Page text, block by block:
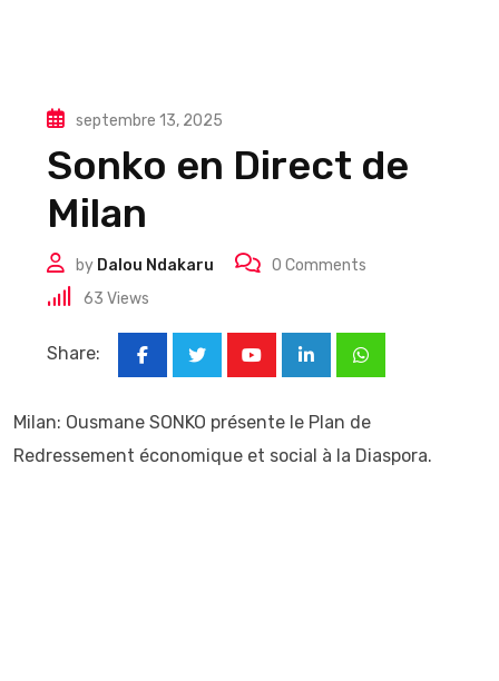
septembre 13, 2025
Sonko en Direct de
Milan
by Dalou Ndakaru 0 Comments
63 Views
Share:
LinkedInWhatsapp
Milan: Ousmane SONKO présente le Plan de
Redressement économique et social à la Diaspora.